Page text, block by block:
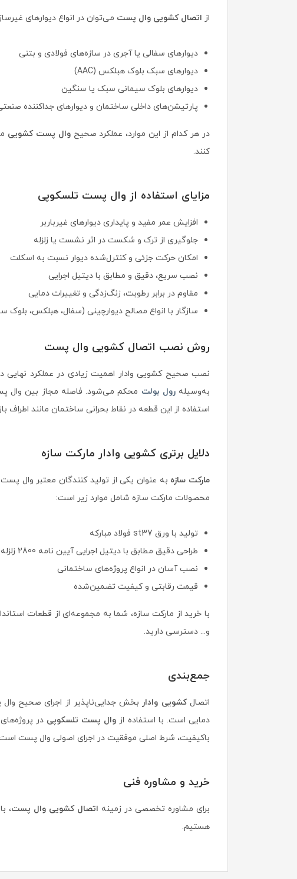
از اتصال کشویی وال پست می‌توان در انواع دیوارهای
دیوارهای سفالی یا آجری در سازه‌های فولادی و بتنی
دیوارهای سبک بلوک هبلکس (AAC)
دیوارهای بلوک سیمانی سبک یا سنگین
پارتیشن‌های داخلی ساختمان و دیوارهای جداکننده
در هر کدام از این موارد، عملکرد صحیحوال پست کشویی
کنند.
مزایای استفاده از وال پست تلسکوپی
افزایش عمر مفید و پایداری دیوارهای غیرباربر
جلوگیری از ترک و شکست در اثر نشست یا زلزله
امکان حرکت جزئی و کنترل‌شده دیوار نسبت به اسکلت
نصب سریع، دقیق و مطابق با دیتیل اجرایی
مقاوم در برابر رطوبت، زنگ‌زدگی و تغییرات دمایی
سازگار با انواع مصالح دیوارچینی (سفال، هبلکس، بلوک
روش نصب اتصال کشویی وال پست
نصب صحیح کشویی وادار اهمیت زیادی در عملکرد
به‌وسیلهرول بولت
استفاده از این قطعه در نقاط بحرانی ساختمان مانند
دلایل برتری کشویی وادار مارکت سازه
مارکت سازه به عنوان یکی از تولید کنندگان معتبر وال
محصولات مارکت سازه شامل موارد زیر است:
تولید با ورق st37 فولاد مبارکه
طراحی دقیق مطابق با دیتیل اجرایی آیین نامه 2800 زلزله
نصب آسان در انواع پروژه‌های ساختمانی
قیمت رقابتی و کیفیت تضمین‌شده
با خرید از مارکت سازه، شما به مجموعه‌ای از قطعات
و... دسترسی دارید.
جمع‌بندی
اتصالکشویی وادار بخش جدایی‌ناپذیر از اجرای صحیح
دمایی است. با استفاده از وال پست تلسکوپی در
باکیفیت، شرط اصلی موفقیت در اجرای اصولی وال پست
خرید و مشاوره فنی
برای مشاوره تخصصی در زمینه اتصال کشویی وال پست،
هستیم.